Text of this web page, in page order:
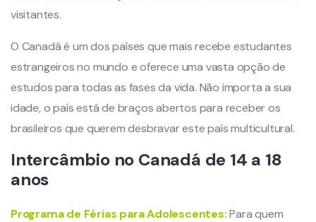
visitantes.
O Canadá é um dos países que mais recebe estudantes
estrangeiros no mundo e oferece uma vasta opção de
estudos para todas as fases da vida. Não importa a sua
idade, o país está de braços abertos para receber os
brasileiros que querem desbravar este país multicultural.
Intercâmbio no Canadá de 14 a 18
anos
Programa de Férias para Adolescentes:Para quem